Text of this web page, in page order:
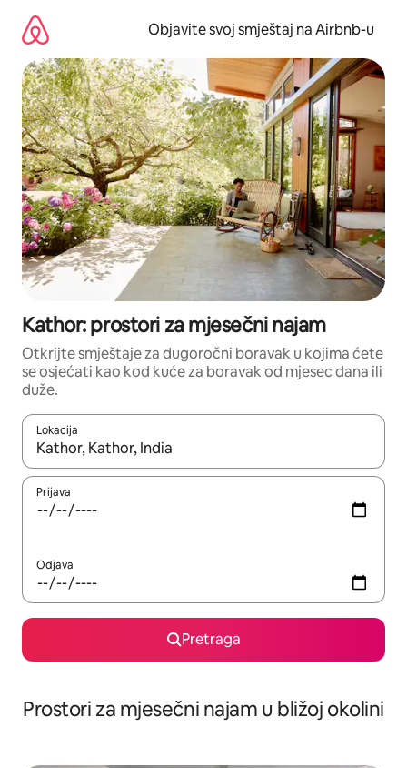
sadržaj
Objavite svoj smještaj na Airbnb-u
Kathor: prostori za mjesečni najam
Otkrijte smještaje za dugoročni boravak u kojima ćete
se osjećati kao kod kuće za boravak od mjesec dana ili
duže.
Lokacija
Kad su rezultati dostupni, možete da se krećete kroz njih
Prijava
Odjava
Pretraga
Prostori za mjesečni najam u bližoj okolini